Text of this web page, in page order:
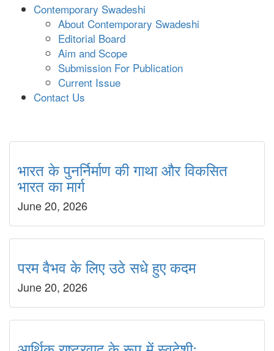
Contemporary Swadeshi
About Contemporary Swadeshi
Editorial Board
Aim and Scope
Submission For Publication
Current Issue
Contact Us
भारत के पुनर्निर्माण की गाथा और विकसित
भारत का मार्ग
June 20, 2026
परम वैभव के लिए उठे सधे हुए कदम
June 20, 2026